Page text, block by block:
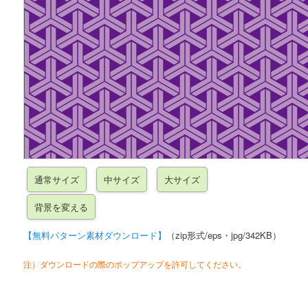
【無料パターン素材ダウンロード】 （zip形式/eps・jpg/342KB）
注）ダウンロードの際のポップアップを許可してください。